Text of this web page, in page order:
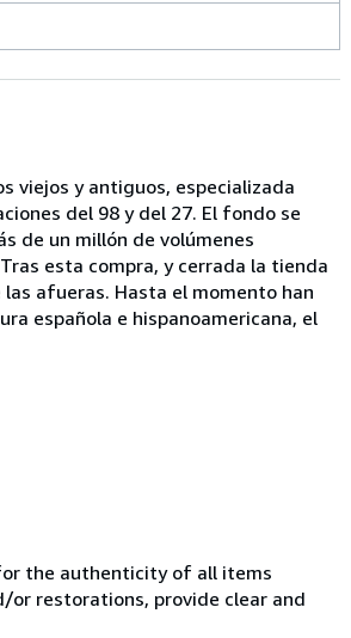
viejos y antiguos, especializada
del 98 y del 27. El fondo se
de un millón de volúmenes
esta compra, y cerrada la tienda
afueras. Hasta el momento han
española e hispanoamericana, el
the authenticity of all items
restorations, provide clear and